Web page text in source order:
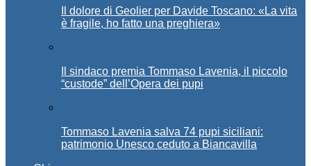
Il dolore di Geolier per Davide Toscano: «La vita
è fragile, ho fatto una preghiera»
Il sindaco premia Tommaso Lavenia, il piccolo
“custode” dell’Opera dei pupi
Tommaso Lavenia salva 74 pupi siciliani:
patrimonio Unesco ceduto a Biancavilla